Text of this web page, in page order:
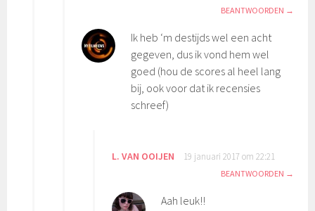
BEANTWOORDEN
Ik heb ‘m destijds wel een acht
gegeven, dus ik vond hem wel
goed (hou de scores al heel lang
bij, ook voor dat ik recensies
schreef)
L. VAN OOIJEN 19 januari 2017 om 22:21
BEANTWOORDEN
Aah leuk!!